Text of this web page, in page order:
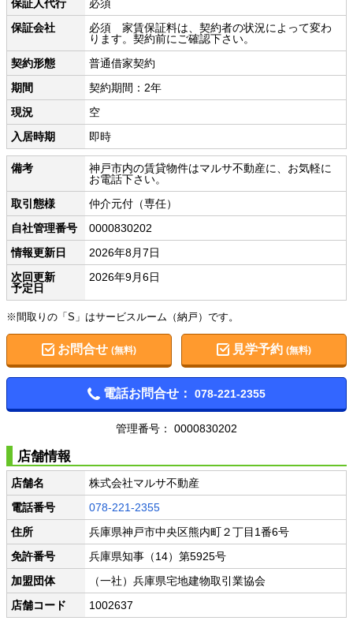
保証人代行
必須
保証会社
必須 家賃保証料は、契約者の状況によって変わ
ります。契約前にご確認下さい。
契約形態
普通借家契約
期間
契約期間：2年
現況
空
入居時期
即時
備考
神戸市内の賃貸物件はマルサ不動産に、お気軽に
お電話下さい。
取引態様
仲介元付（専任）
自社管理番号
0000830202
情報更新日
2026年8月7日
次回更新
予定日
2026年9月6日
※間取りの「S」はサービスルーム（納戸）です。
お問合せ (無料) 見学予約(無料)
電話お問合せ： 078-221-2355
管理番号： 0000830202
店舗情報
店舗名
株式会社マルサ不動産
電話番号
078-221-2355
住所
兵庫県神戸市中央区熊内町２丁目1番6号
免許番号
兵庫県知事（14）第5925号
加盟団体
（一社）兵庫県宅地建物取引業協会
店舗コード
1002637